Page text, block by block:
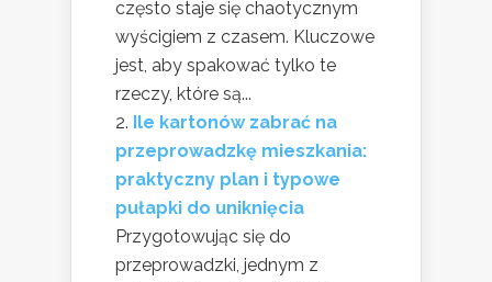
często staje się chaotycznym
wyścigiem z czasem. Kluczowe
jest, aby spakować tylko te
rzeczy, które są...
Ile kartonów zabrać na
przeprowadzkę mieszkania:
praktyczny plan i typowe
pułapki do uniknięcia
Przygotowując się do
przeprowadzki, jednym z